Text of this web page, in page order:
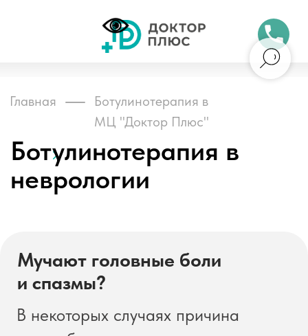
Ботулинотерапия в
неврологии
Мучают головные боли
перенапряжением мышц, и
ботулинотерапия помогает
избавиться от боли надолго.
Запишитесь в «Доктор Плюс» на